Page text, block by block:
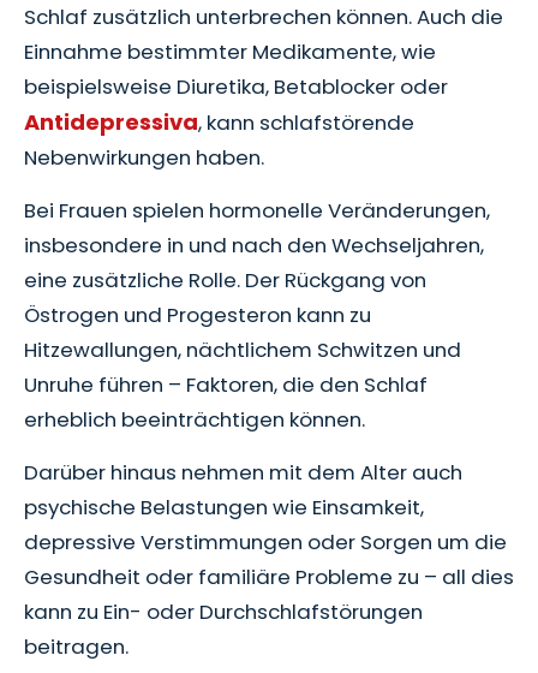
Schlaf zusätzlich unterbrechen können. Auch die
Einnahme bestimmter Medikamente, wie
beispielsweise Diuretika, Betablocker oder
Antidepressiva, kann schlafstörende
Nebenwirkungen haben.
Bei Frauen spielen hormonelle Veränderungen,
insbesondere in und nach den Wechseljahren,
eine zusätzliche Rolle. Der Rückgang von
Östrogen und Progesteron kann zu
Hitzewallungen, nächtlichem Schwitzen und
Unruhe führen – Faktoren, die den Schlaf
erheblich beeinträchtigen können.
Darüber hinaus nehmen mit dem Alter auch
psychische Belastungen wie Einsamkeit,
depressive Verstimmungen oder Sorgen um die
Gesundheit oder familiäre Probleme zu – all dies
kann zu Ein- oder Durchschlafstörungen
beitragen.